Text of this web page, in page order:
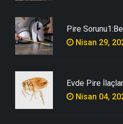
Pire
Nisan 29,
Evde Pire
Nisan 04,